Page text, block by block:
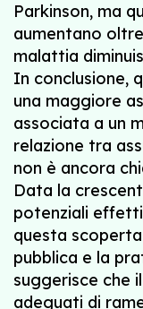
Parkinson, ma
aumentano
malattia
In conclusione,
una maggiore
associata a un
relazione tra
non è ancora
Data la
potenziali
questa
pubblica e la
suggerisce che
adeguati di